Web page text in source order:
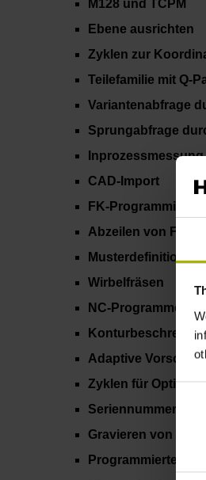
M128 und TCPM
Ebene ausrichten
Zyklen zur
Teilefamilie mit Q-
Variantenabfrage
Sprungabfrage
Inprozessmessung
CAD-Import
FK-Programmierung
Abzeilen von
Musterdefinitionen
Wirbelfräsen
NC-Programme
Adaptive
Zyklen für
Seriennummer
Gravieren von
Programmiertechnik